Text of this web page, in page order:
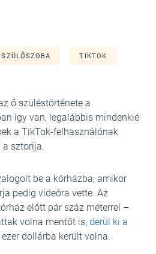
SZÜLŐSZOBA TIKTOK
ő szüléstörténete a
így van, legalábbis mindenkié
a TikTok-felhasználónak
a sztorija.
be a kórházba, amikor
pedig videóra vette. Az
előtt pár száz méterrel –
volna mentőt is, derül ki a
ezer dollárba került volna.